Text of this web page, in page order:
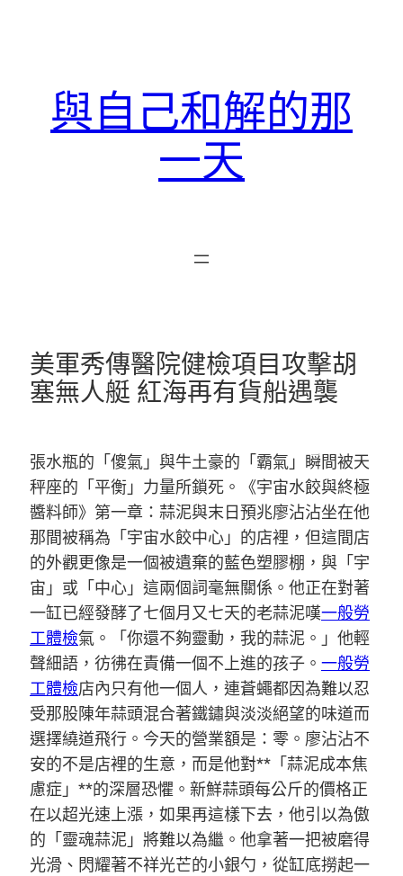
與自己和解的那
一天
美軍秀傳醫院健檢項目攻擊胡
塞無人艇 紅海再有貨船遇襲
張水瓶的「傻氣」與牛土豪的「霸氣」瞬間被天
秤座的「平衡」力量所鎖死。《宇宙水餃與終極
醬料師》第一章：蒜泥與末日預兆廖沾沾坐在他
那間被稱為「宇宙水餃中心」的店裡，但這間店
的外觀更像是一個被遺棄的藍色塑膠棚，與「宇
宙」或「中心」這兩個詞毫無關係。他正在對著
一缸已經發酵了七個月又七天的老蒜泥嘆一般勞
工體檢氣。「你還不夠靈動，我的蒜泥。」他輕
聲細語，彷彿在責備一個不上進的孩子。 一般勞
工體檢店內只有他一個人，連蒼蠅都因為難以忍
受那股陳年蒜頭混合著鐵鏽與淡淡絕望的味道而
選擇繞道飛行。今天的營業額是：零。廖沾沾不
安的不是店裡的生意，而是他對**「蒜泥成本焦
慮症」**的深層恐懼。新鮮蒜頭每公斤的價格正
在以超光速上漲，如果再這樣下去，他引以為傲
的「靈魂蒜泥」將難以為繼。他拿著一把被磨得
光滑、閃耀著不祥光芒的小銀勺，從缸底撈起一